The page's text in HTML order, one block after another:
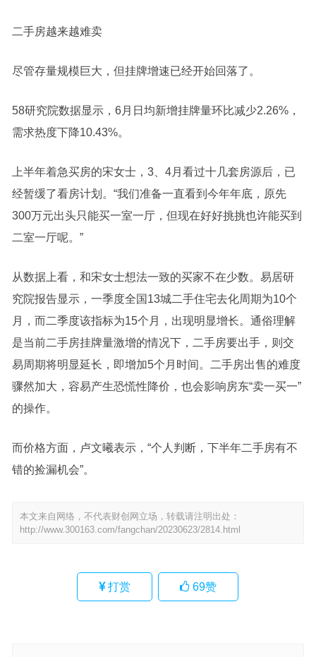
二手房越来越难卖
尽管存量规模巨大，但挂牌增速已经开始回落了。
58研究院数据显示，6月日均新增挂牌量环比减少2.26%，
需求热度下降10.43%。
上半年着急买房的宋女士，3、4月看过十几套房源后，已
经暂缓了看房计划。“我们准备一直看到今年年底，原先
300万元出头只能买一室一厅，但现在好好挑挑也许能买到
二室一厅呢。”
从数据上看，和宋女士想法一致的买家不在少数。易居研
究院报告显示，一季度全国13城二手住宅去化周期为10个
月，而二季度该指标为15个月，出现明显增长。通俗理解
是当前二手房挂牌量激增的情况下，二手房要出手，则交
易周期将明显延长，即增加5个月时间。二手房出售的难度
骤然加大，容易产生恐慌性降价，也会影响房东“卖一买一”
的操作。
而价格方面，卢文曦表示，“个人判断，下半年二手房有不
错的捡漏机会”。
本文来自网络，不代表财创网立场，转载请注明出处：
http://www.300163.com/fangchan/20230623/2814.html
打赏 69赞